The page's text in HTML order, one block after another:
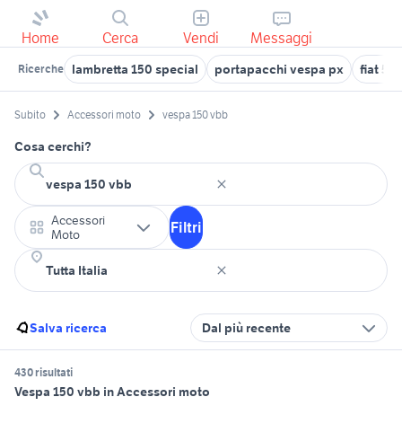
Home Cerca Vendi Messaggi
Ricerche lambretta 150 special portapacchi vespa px fiat
Subito Accessori moto vespa 150 vbb
Cosa cerchi?
Accessori
Moto
Filtri
Salva ricerca Dal più recente
430 risultati
Vespa 150 vbb in Accessori moto